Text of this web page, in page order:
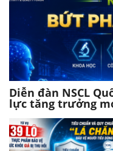
Diễn đàn NSCL
lực tăng trưởng